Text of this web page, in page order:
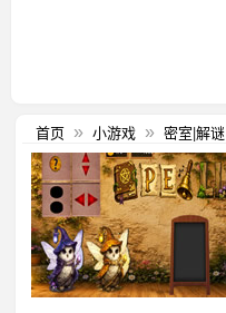
首页 » 小游戏 » 密室|解谜